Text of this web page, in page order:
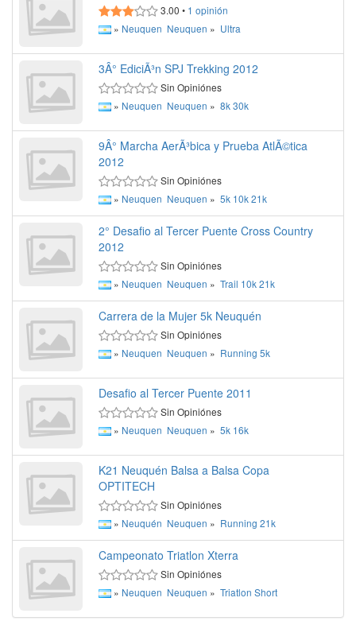
3.00 • 1 opinión
» Neuquen Neuquen » Ultra
3Â° EdiciÃ³n SPJ Trekking 2012
Sin Opiniónes
» Neuquen Neuquen » 8k30k
9Â° Marcha AerÃ³bica y Prueba AtlÃ©tica
2012
Sin Opiniónes
» Neuquen Neuquen » 5k 10k21k
2° Desafio al Tercer Puente Cross Country
2012
Sin Opiniónes
» Neuquen Neuquen » Trail 10k21k
Carrera de la Mujer 5k Neuquén
Sin Opiniónes
» Neuquen Neuquen » Running 5k
Desafio al Tercer Puente 2011
Sin Opiniónes
» Neuquen Neuquen » 5k 16k
K21 Neuquén Balsa a Balsa Copa
OPTITECH
Sin Opiniónes
» Neuquén Neuquen » Running 21k
Campeonato Triatlon Xterra
Sin Opiniónes
» Neuquen Neuquen » Triatlon Short